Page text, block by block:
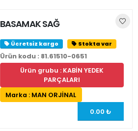
BASAMAK SAĞ
Ücretsiz kargo Stokta var
Ürün kodu : 81.61510-0651
Ürün grubu : KABİN YEDEK
PARÇALARI
Marka : MAN ORJİNAL
0.00 ₺